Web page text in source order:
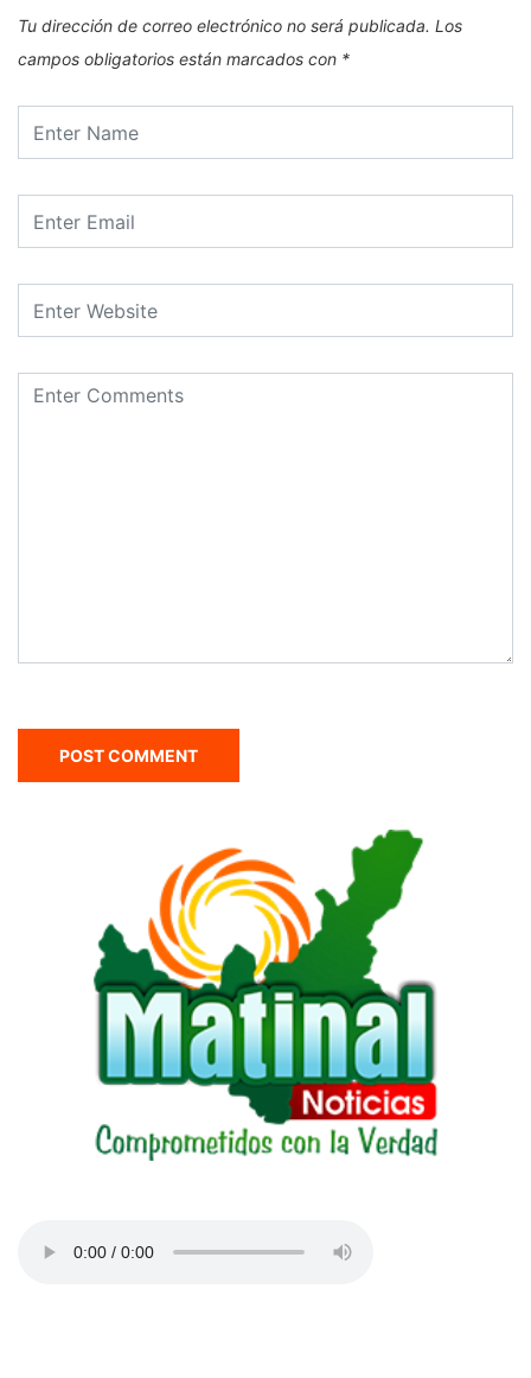
Tu dirección de correo electrónico no será publicada. Los
campos obligatorios están marcados con *